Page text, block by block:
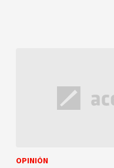
OPINIÓN